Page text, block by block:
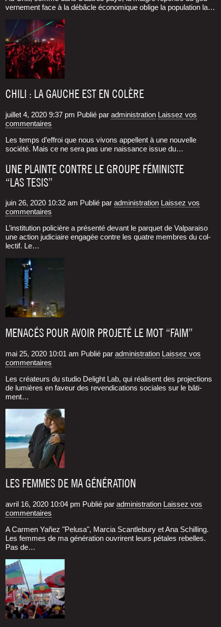
ver­ne­ment face à la débâcle éco­no­mique oblige la popu­la­tion la…
CHILI : LA GAUCHE EST EN COLÈRE
juillet 4, 2020 9:37 pm Publié paradministration Laissez vos
commentaires
Les temps d’ef­froi que nous vivons appellent à une nou­velle
socié­té. Mais ce ne sera pas une nais­sance issue du…
UNE PLAINTE CONTRE LE GROUPE FÉMINISTE
“LAS TESIS”
juin 26, 2020 10:32 am Publié paradministration Laissez vos
commentaires
L’ins­ti­tu­tion poli­cière a pré­sen­té devant le par­quet de Val­pa­rai­so
une action judi­ciaire enga­gée contre les quatre membres du col­
lec­tif. Le…
MENACÉS POUR AVOIR PROJETÉ LE MOT “FAIM”
mai 25, 2020 10:01 am Publié paradministration Laissez vos
commentaires
Les créa­teurs du stu­dio Delight Lab, qui réa­lisent des pro­jec­tions
de lumières en faveur des reven­di­ca­tions sociales sur le bâti­
ment…
LES FEMMES DE MA GÉNÉRATION
avril 16, 2020 10:04 pm Publié paradministration Laissez vos
commentaires
A Carmen Yañez "Pelusa", Marcia Scantlebury et Ana Schilling.
Les femmes de ma géné­ra­tion ouvrirent leurs pétales rebelles.
Pas de…